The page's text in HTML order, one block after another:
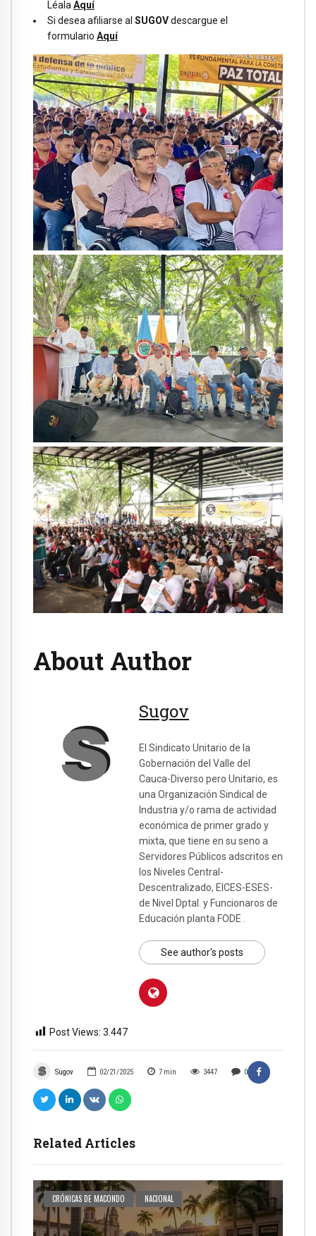
Sugov 02/21/2025 7 min 3447 0
Related Articles
CRÓNICAS DE MACONDO NACIONAL
Léala Aquí
Si desea afiliarse al SUGOVdescargue el
formulario Aquí
About Author
Sugov
El Sindicato Unitario de la
Gobernación del Valle del
Cauca-Diverso pero Unitario, es
una Organización Sindical de
Industria y/o rama de actividad
económica de primer grado y
mixta, que tiene en su seno a
Servidores Públicos adscritos en
los Niveles Central-
Descentralizado, EICES-ESES-
de Nivel Dptal. y Funcionaros de
Educación planta FODE .
See author's posts
Post Views: 3.447